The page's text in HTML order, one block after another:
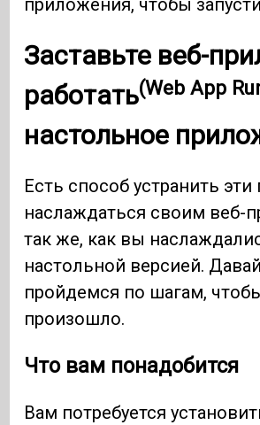
приложения, чтобы
Заставьте веб-
работать(Web App
настольное
Есть способ устранить
наслаждаться своим веб-
так же, как вы
настольной версией.
пройдемся по шагам,
произошло.
Что вам понадобится
Вам потребуется